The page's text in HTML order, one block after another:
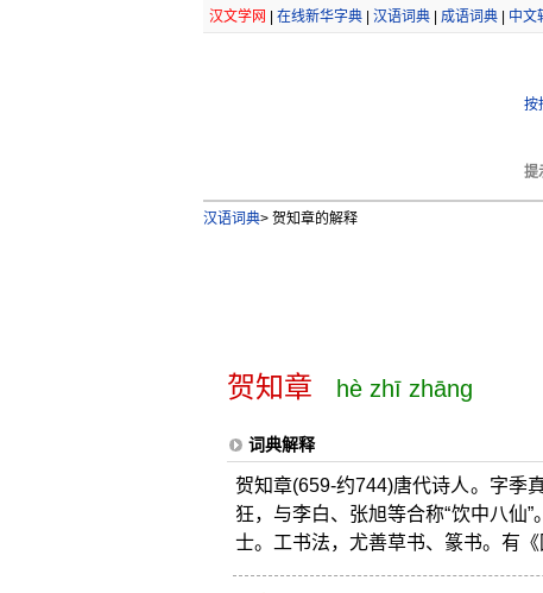
汉文学网 在线新华字典| 汉语词典| 成语词典| 中文
按
提
汉语词典>贺知章的解释
贺知章 hè zhī zhāng
词典解释
贺知章(659-约744)唐代诗人。字季
狂，与李白、张旭等合称“饮中八仙
士。工书法，尤善草书、篆书。有